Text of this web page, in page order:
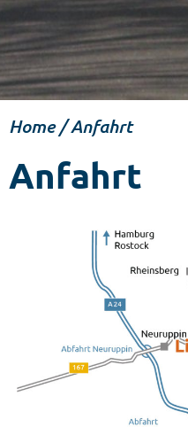
Home/Anfahrt
Anfahrt